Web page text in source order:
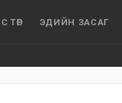
ТӨР ЭДИЙН ЗАСАГ